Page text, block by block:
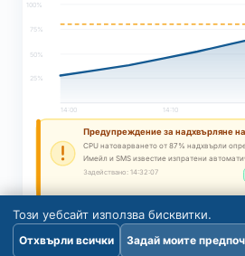
100%
75%
50%
25%
14:00 14:10
Предупреждение за надхвърляне
CPU натоварването от 87% надхвърли
Имейл и SMS известие изпратени
Задействано: 14:32:07
Този уебсайт използва бисквитки.
Отхвърли всички Задай моите